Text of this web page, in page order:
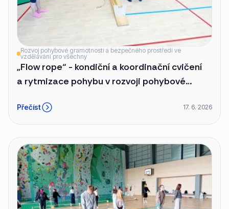
Rozvoj pohybové gramotnosti a bezpečného prostředí ve
vzdělávání pro všechny
„Flow rope“ - kondiční a koordinační cvičení
a rytmizace pohybu v rozvoji pohybové
Přečíst 17. 6. 2026